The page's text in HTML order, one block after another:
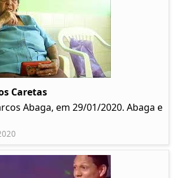
Caretas
Abaga, em 29/01/2020. Abaga e